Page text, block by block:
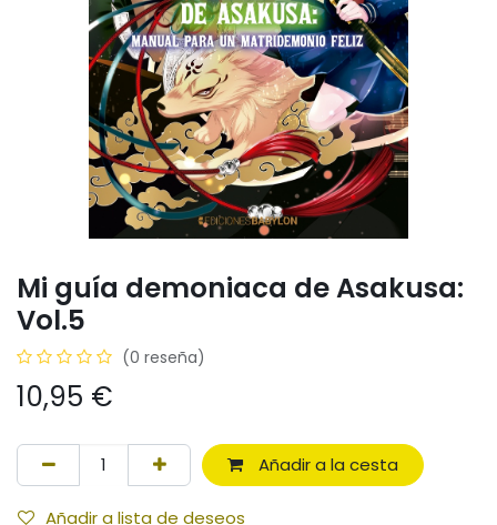
Mi guía demoniaca de Asakusa:
Vol.5
(0 reseña)
10,95 €
Añadir a la cesta
Añadir a lista de deseos